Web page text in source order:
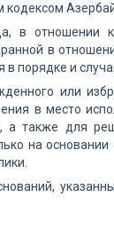
в отношении
в
в порядке и
или
в место
а также для
на